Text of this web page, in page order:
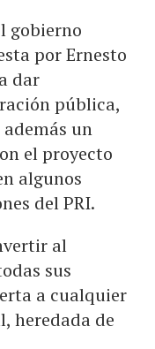
gobierno
por Ernesto
dar
pública,
un
el proyecto
algunos
del PRI.
al
sus
a cualquier
heredada de